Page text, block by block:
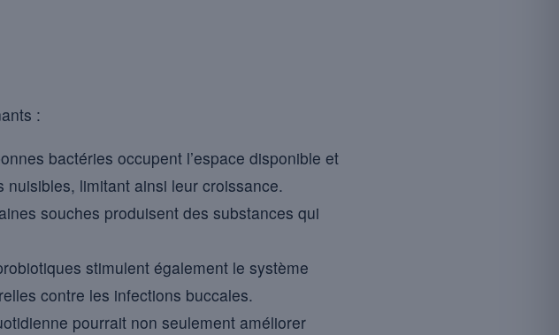
:
bactéries occupent l’espace disponible et
limitant ainsi leur croissance.
souches produisent des substances qui
stimulent également le système
contre les infections buccales.
pourrait non seulement améliorer